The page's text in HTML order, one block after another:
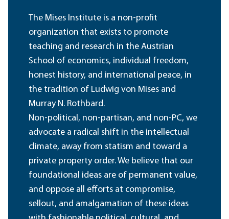
The Mises Institute is a non-profit
organization that exists to promote
teaching and research in the Austrian
School of economics, individual freedom,
honest history, and international peace, in
the tradition of Ludwig von Mises and
Murray N. Rothbard.
Non-political, non-partisan, and non-PC, we
advocate a radical shift in the intellectual
climate, away from statism and toward a
private property order. We believe that our
foundational ideas are of permanent value,
and oppose all efforts at compromise,
sellout, and amalgamation of these ideas